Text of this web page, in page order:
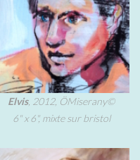
Elvis, 2012, ÖMiserany©
6" x 6", mixte sur bristol